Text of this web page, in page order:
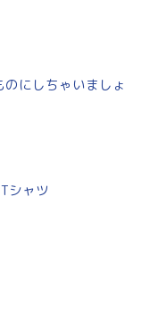
にしちゃいましょ
シャツ